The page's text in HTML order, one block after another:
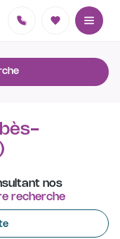
nos
recherche